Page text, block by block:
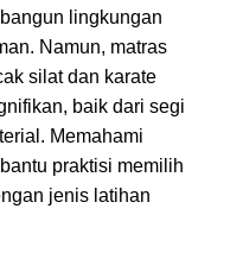
lingkungan
Namun, matras
silat dan karate
baik dari segi
Memahami
praktisi memilih
jenis latihan